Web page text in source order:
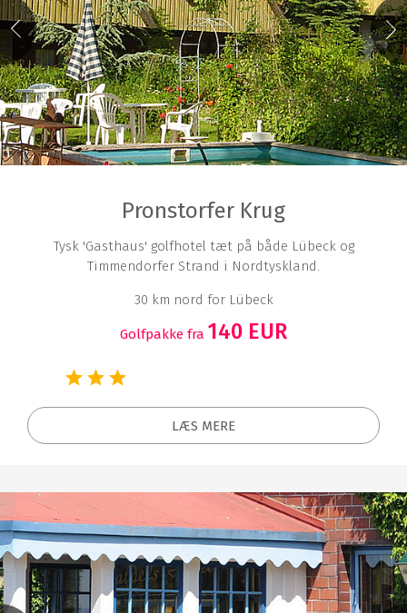
Pronstorfer Krug
Tysk 'Gasthaus' golfhotel tæt på både Lübeck og
Timmendorfer Strand i Nordtyskland.
30 km nord for Lübeck
Golfpakke fra 140 EUR
LÆS MERE